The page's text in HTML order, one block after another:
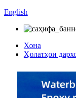
English
Хона
Ҳолатҳои